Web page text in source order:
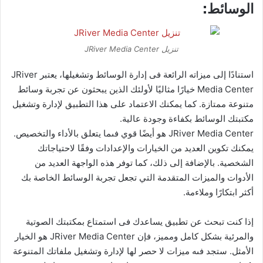
الوسائط:
تنزيل JRiver Media Center
استنادًا إلى ميزاته الرائعة فى إدارة الوسائط وتشغيلها، يعتبر JRiver
Media Center خيارًا مثاليًا لأولئك الذين يبحثون عن تجربة وسائط
متنوعة ممتازة. كما يمكنك الاعتماد على هذا التطبيق لإدارة وتشغيل
مكتبتك الوسائط بكفاءة وجودة عالية.
JRiver Media Center هو أيضًا قوي فىما يتعلق بالأداء والتخصيص.
يمكنك تكوين العديد من الخيارات والإعدادات وفقًا لاحتياجاتك
الشخصية. بالإضافة إلى ذلك، كما توفر هذه الواجهة العديد من
الأدوات والميزات المتقدمة التي تجعل تجربة الوسائط الخاصة بك
أكثر ابتكارًا وملاءمة.
إذا كنت تبحث عن تطبيق يساعدك فى استمتاع بمكتبتك الصوتية
والمرئية بشكل كامل ومميز، فإن JRiver Media Center هو الخيار
الأمثل. ستجد فىه ميزات لا حصر لها لإدارة وتشغيل ملفاتك المتنوعة